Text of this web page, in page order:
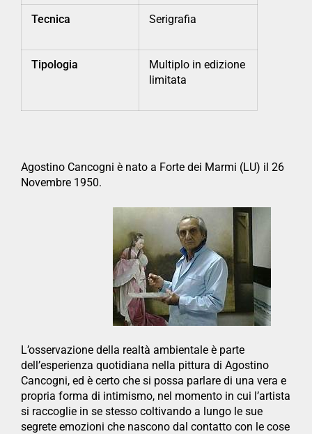
Tecnica Serigrafia
Tipologia
Multiplo in edizione
limitata
Agostino Cancogni è nato a Forte dei Marmi (LU) il 26
Novembre 1950.
L’osservazione della realtà ambientale è parte
dell’esperienza quotidiana nella pittura di Agostino
Cancogni, ed è certo che si possa parlare di una vera e
propria forma di intimismo, nel momento in cui l’artista
si raccoglie in se stesso coltivando a lungo le sue
segrete emozioni che nascono dal contatto con le cose